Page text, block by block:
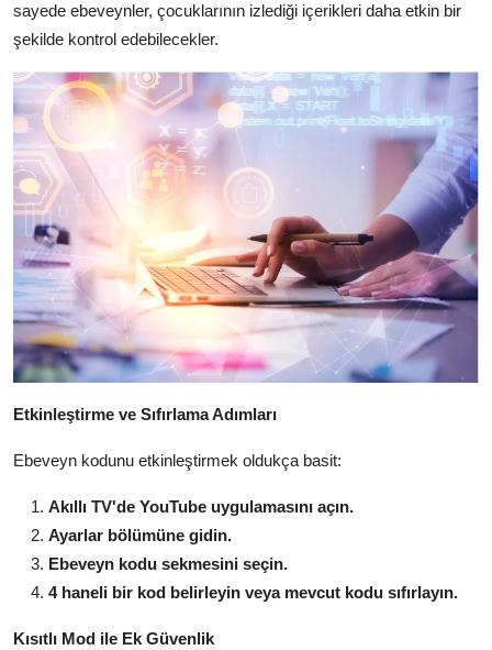
sayede ebeveynler, çocuklarının izlediği içerikleri daha etkin bir
şekilde kontrol edebilecekler.
Etkinleştirme ve Sıfırlama Adımları
Ebeveyn kodunu etkinleştirmek oldukça basit:
Akıllı TV'de YouTube uygulamasını açın.
Ayarlar bölümüne gidin.
Ebeveyn kodu sekmesini seçin.
4 haneli bir kod belirleyin veya mevcut kodu sıfırlayın.
Kısıtlı Mod ile Ek Güvenlik